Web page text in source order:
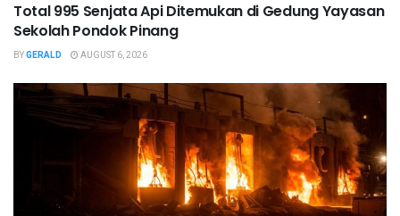
Total 995 Senjata Api Ditemukan di Gedung Yayasan
Sekolah Pondok Pinang
BYGERALD AUGUST 6, 2026